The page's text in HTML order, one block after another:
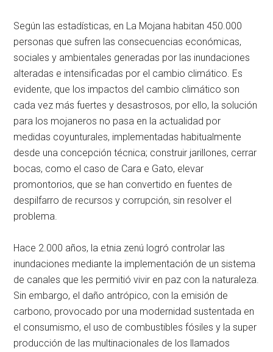
Según las estadísticas, en La Mojana habitan 450.000
personas que sufren las consecuencias económicas,
sociales y ambientales generadas por las inundaciones
alteradas e intensificadas por el cambio climático. Es
evidente, que los impactos del cambio climático son
cada vez más fuertes y desastrosos, por ello, la solución
para los mojaneros no pasa en la actualidad por
medidas coyunturales, implementadas habitualmente
desde una concepción técnica; construir jarillones, cerrar
bocas, como el caso de Cara e Gato, elevar
promontorios, que se han convertido en fuentes de
despilfarro de recursos y corrupción, sin resolver el
problema.
Hace 2.000 años, la etnia zenú logró controlar las
inundaciones mediante la implementación de un sistema
de canales que les permitió vivir en paz con la naturaleza.
Sin embargo, el daño antrópico, con la emisión de
carbono, provocado por una modernidad sustentada en
el consumismo, el uso de combustibles fósiles y la super
producción de las multinacionales de los llamados